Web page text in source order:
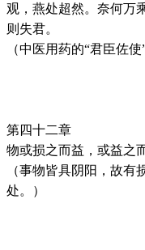
观，燕处超然。奈何万
则失君。
（中医用药的“君臣佐
第四十二章
物或损之而益，或益之
（事物皆具阴阳，故
处。）